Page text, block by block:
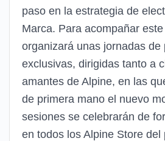
paso en la estrategia de
Marca. Para acompañar
organizará unas jornadas de
exclusivas, dirigidas tanto a
amantes de Alpine, en las
de primera mano el nuevo
sesiones se celebrarán de
en todos los Alpine Store